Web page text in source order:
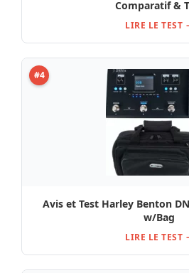
Comparatif &
LIRE LE TEST
#4
Avis et Test Harley Benton
w/Bag
LIRE LE TEST